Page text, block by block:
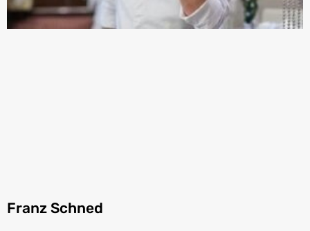
Franz Schned